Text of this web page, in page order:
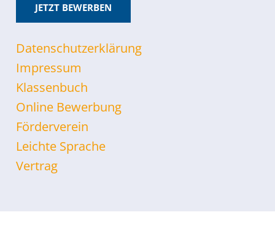
JETZT BEWERBEN
Datenschutzerklärung
Impressum
Klassenbuch
Online Bewerbung
Förderverein
Leichte Sprache
Vertrag